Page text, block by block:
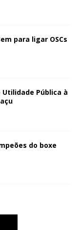
para ligar OSCs
Pública à
do boxe